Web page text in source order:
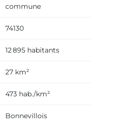
commune
74130
12 895 habitants
27 km²
473 hab./km²
Bonnevillois